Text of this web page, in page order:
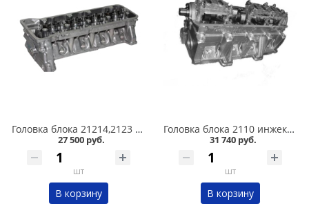
Головка блока 21214,2123 н/о под датчик в/сб /с рампой и гидрокомпенсаторами/ в Кургане
27 500 руб.
шт
В корзину
Головка блока 2110 инжектор, в/сб, EURO-III в Кургане
31 740 руб.
шт
В корзину